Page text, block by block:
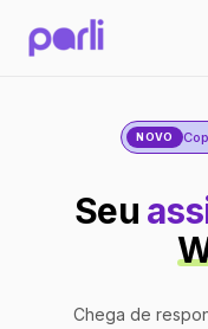
NOVO
Seu
Chega de